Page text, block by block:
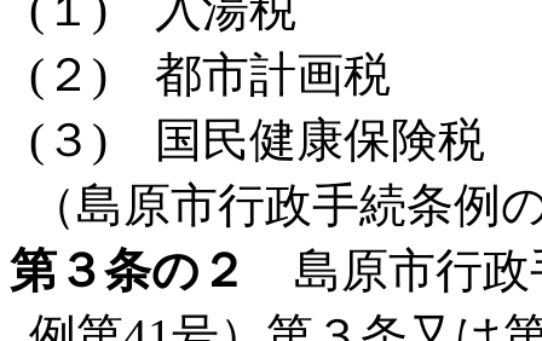
(２) 都市計画税
(３) 国民健康保険税
（島原市行政手続条例
第３条の２
島原市行政